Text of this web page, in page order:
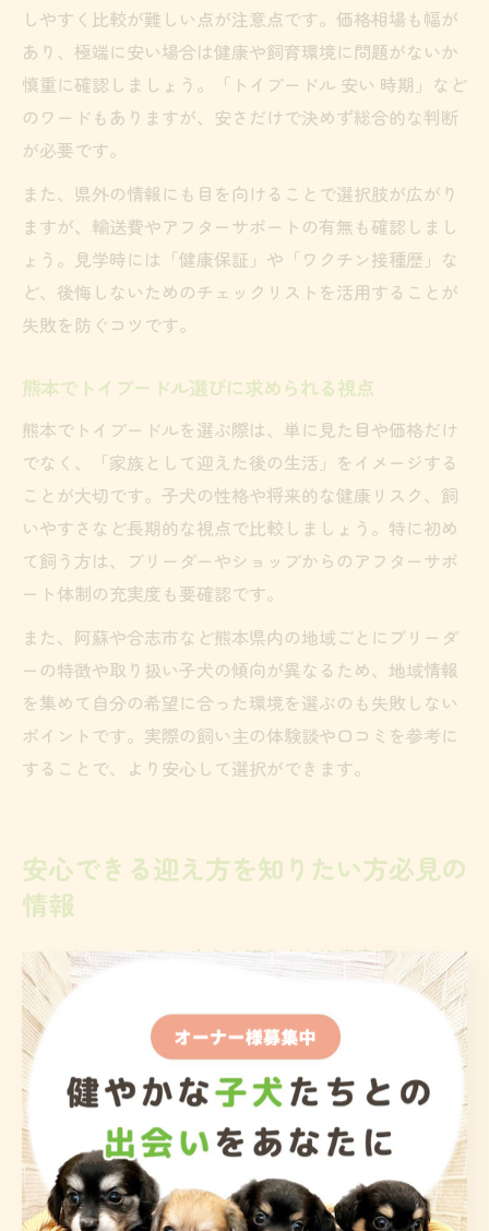
しやすく比較が難しい点が注意点です。価格相場も幅が
あり、極端に安い場合は健康や飼育環境に問題がないか
慎重に確認しましょう。「トイプードル 安い 時期」など
のワードもありますが、安さだけで決めず総合的な判断
が必要です。
また、県外の情報にも目を向けることで選択肢が広がり
ますが、輸送費やアフターサポートの有無も確認しまし
ょう。見学時には「健康保証」や「ワクチン接種歴」な
ど、後悔しないためのチェックリストを活用することが
失敗を防ぐコツです。
熊本でトイプードル選びに求められる視点
熊本でトイプードルを選ぶ際は、単に見た目や価格だけ
でなく、「家族として迎えた後の生活」をイメージする
ことが大切です。子犬の性格や将来的な健康リスク、飼
いやすさなど長期的な視点で比較しましょう。特に初め
て飼う方は、ブリーダーやショップからのアフターサポ
ート体制の充実度も要確認です。
また、阿蘇や合志市など熊本県内の地域ごとにブリーダ
ーの特徴や取り扱い子犬の傾向が異なるため、地域情報
を集めて自分の希望に合った環境を選ぶのも失敗しない
ポイントです。実際の飼い主の体験談や口コミを参考に
することで、より安心して選択ができます。
安心できる迎え方を知りたい方必見の
情報
トイプードル子犬の安心な迎え方と注意事項
トイプードルの子犬を熊本県で迎える際は、まず信頼で
きるブリーダーや販売店を選ぶことが重要です。健康状
態や育成環境が整っているかどうかを見極めることで、
安心して新しい家族を迎えることができます。特にシル
バーのトイプードルは希少性が高く、情報が分散しやす
いため、事前に十分なリサーチが必要です。
販売者の信頼性は公式サイトや口コミ、見学時の対応な